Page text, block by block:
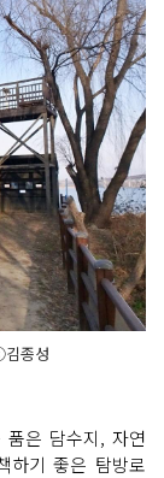
종성
품은 담수지, 자연
하기 좋은 탐방로